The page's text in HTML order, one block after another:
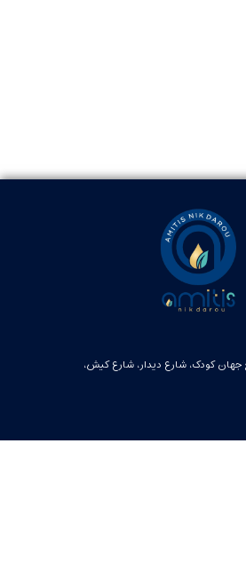
جهان کودک، شارع دیدار، شارع كيش،